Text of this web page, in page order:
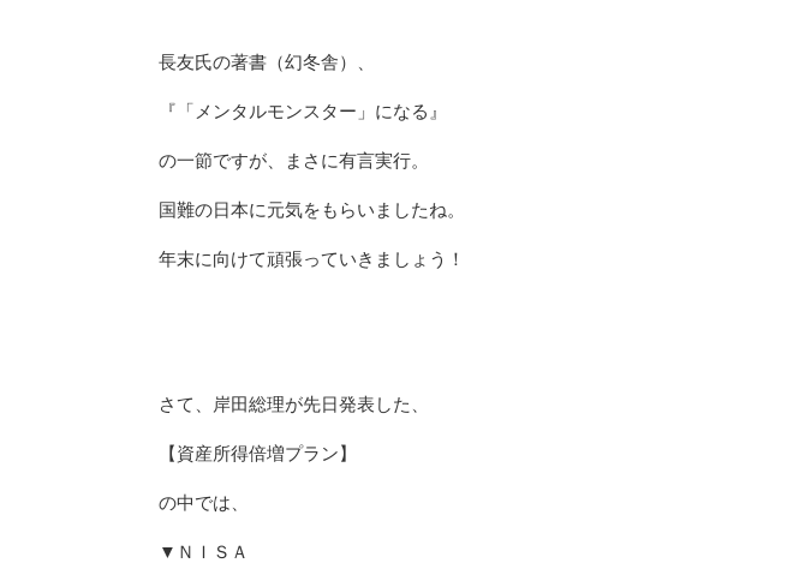
長友氏の著書（幻冬舎）、
『「メンタルモンスター」になる』
の一節ですが、まさに有言実行。
国難の日本に元気をもらいましたね。
年末に向けて頑張っていきましょう！
さて、岸田総理が先日発表した、
【資産所得倍増プラン】
の中では、
▼ＮＩＳＡ